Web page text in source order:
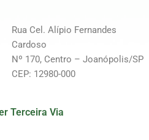
Rua Cel. Alípio Fernandes
Cardoso
Nº 170, Centro – Joanópolis/SP
CEP: 12980-000
Terceira Via